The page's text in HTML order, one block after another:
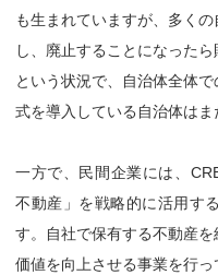
も生まれていますが、多く
し、廃止することになった
という状況で、自治体全体
式を導入している自治体はま
一方で、民間企業には、
不動産」を戦略的に活用す
す。自社で保有する不動産
価値を向上させる事業を行